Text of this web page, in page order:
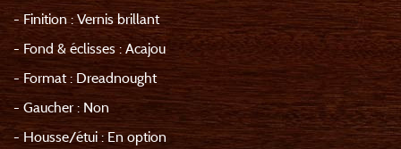
- Finition : Vernis brillant
- Fond & éclisses : Acajou
- Format : Dreadnought
- Gaucher : Non
- Housse/étui : En option